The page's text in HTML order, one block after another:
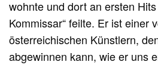
wohnte und dort an ersten Hits
Kommissar“ feilte. Er ist einer
österreichischen Künstlern,
abgewinnen kann, wie er uns